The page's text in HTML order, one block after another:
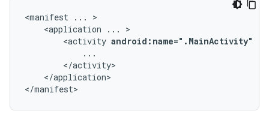
<manifest ...
<application
...
<activity android:name=".MainActivity"
</application>
</manifest>